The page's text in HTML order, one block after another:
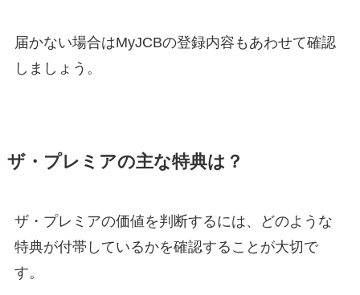
届かない場合はMyJCBの登録内容もあわせて確認
しましょう。
ザ・プレミアの主な特典は？
ザ・プレミアの価値を判断するには、どのような
特典が付帯しているかを確認することが大切で
す。